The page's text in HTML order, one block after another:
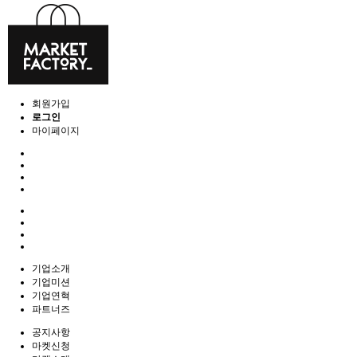
회원가입
로그인
마이페이지
기업소개
기업미션
기업연혁
파트너즈
공지사항
마켓신청